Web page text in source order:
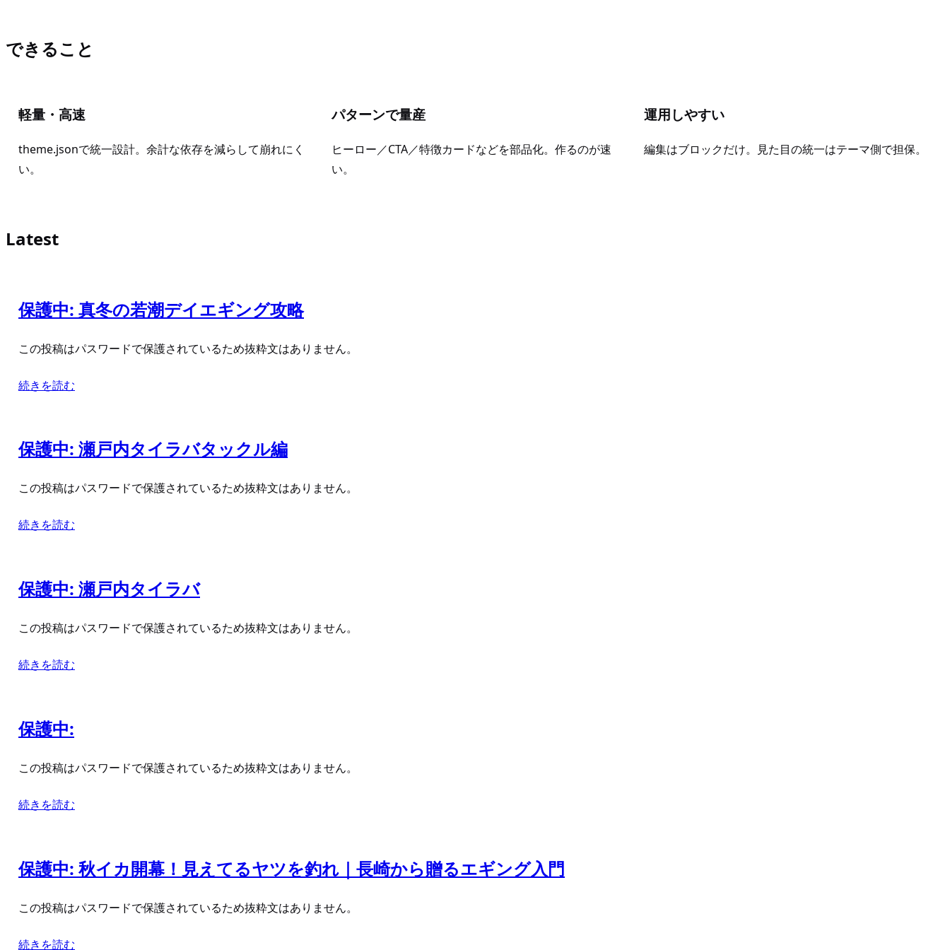
できること
軽量・高速
theme.jsonで統一設計。余計な依存を減らして崩れにく
い。
パターンで量産
ヒーロー／CTA／特徴カードなどを部品化。作るのが速
い。
運用しやすい
編集はブロックだけ。見た目の統一はテーマ側で担保。
Latest
保護中: 真冬の若潮デイエギング攻略
この投稿はパスワードで保護されているため抜粋文はありません。
続きを読む
保護中: 瀬戸内タイラバタックル編
この投稿はパスワードで保護されているため抜粋文はありません。
続きを読む
保護中: 瀬戸内タイラバ
この投稿はパスワードで保護されているため抜粋文はありません。
続きを読む
保護中:
この投稿はパスワードで保護されているため抜粋文はありません。
続きを読む
保護中: 秋イカ開幕！見えてるヤツを釣れ｜長崎から贈るエギング入門
この投稿はパスワードで保護されているため抜粋文はありません。
続きを読む